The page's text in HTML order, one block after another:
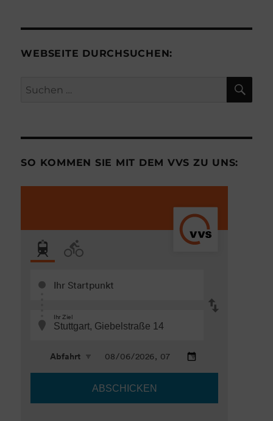
WEBSEITE DURCHSUCHEN:
Suchen
SO KOMMEN SIE MIT DEM VVS ZU UNS: